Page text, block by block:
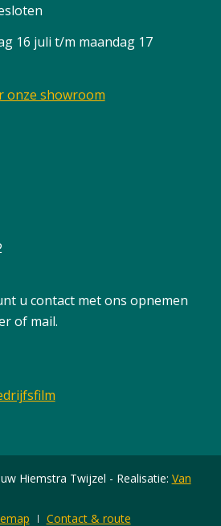
16 juli t/m maandag 17
onze showroom
u contact met ons opnemen
of mail.
Hiemstra Twijzel - Realisatie: Van
Contact & route